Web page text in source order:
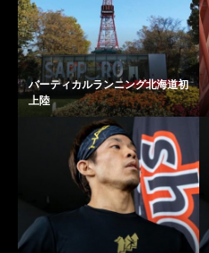
バーティカルランニング北海道初
上陸